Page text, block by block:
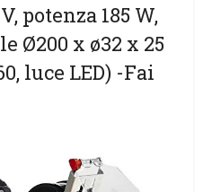
potenza 185 W,
Ø200 x ø32 x 25
luce LED) -Fai